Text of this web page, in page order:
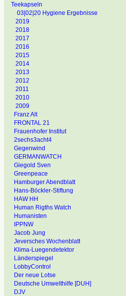
Teekapseln
03|02|20 Hygiene Ergebnisse
2019
2018
2017
2016
2015
2014
2013
2012
2011
2010
2009
Franz Alt
FRONTAL 21
Frauenhofer Institut
2sechs3acht4
Gegenwind
GERMANWATCH
Giegold Sven
Greenpeace
Hamburger Abendblatt
Hans-Böckler-Stiftung
HAW HH
Human Rigths Watch
Humanisten
IPPNW
Jacob Jung
Jeversches Wochenblatt
Klima-Luegendetektor
Länderspiegel
LobbyControl
Der neue Lotse
Deutsche Umwelthilfe [DUH]
DJV